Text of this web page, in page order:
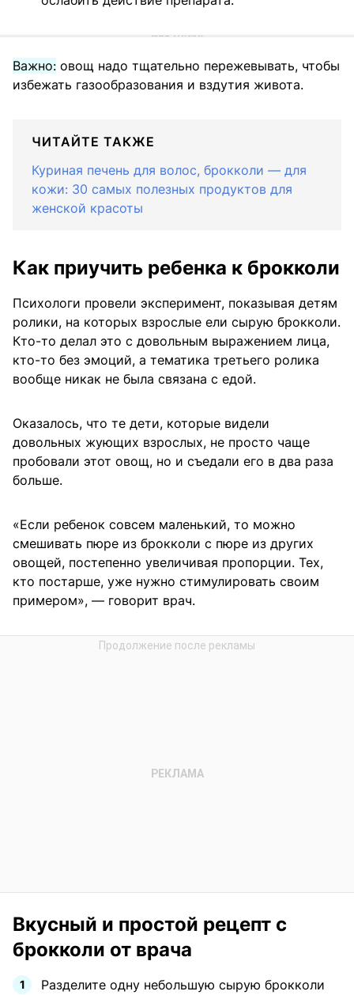
Важно: овощ надо тщательно пережевывать, чтобы
избежать газообразования и вздутия живота.
ЧИТАЙТЕ ТАКЖЕ
Куриная печень для волос, брокколи — для
кожи: 30 самых полезных продуктов для
женской красоты
Как приучить ребенка к брокколи
Психологи провели эксперимент, показывая детям
ролики, на которых взрослые ели сырую брокколи.
Кто-то делал это с довольным выражением лица,
кто-то без эмоций, а тематика третьего ролика
вообще никак не была связана с едой.
Оказалось, что те дети, которые видели
довольных жующих взрослых, не просто чаще
пробовали этот овощ, но и съедали его в два раза
больше.
«Если ребенок совсем маленький, то можно
смешивать пюре из брокколи с пюре из других
овощей, постепенно увеличивая пропорции. Тех,
кто постарше, уже нужно стимулировать своим
примером», — говорит врач.
Вкусный и простой рецепт с
брокколи от врача
Разделите одну небольшую сырую брокколи